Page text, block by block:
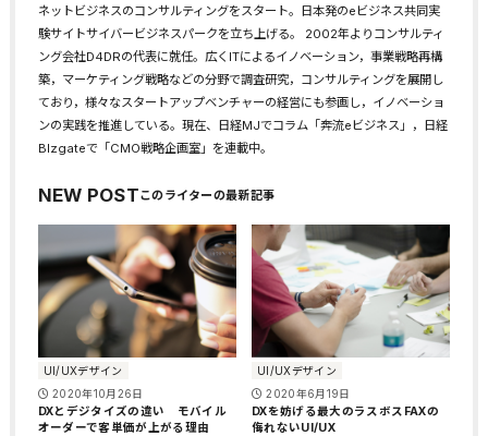
ネットビジネスのコンサルティングをスタート。日本発のeビジネス共同実
験サイトサイバービジネスパークを立ち上げる。 2002年よりコンサルティ
ング会社D4DRの代表に就任。広くITによるイノベーション，事業戦略再構
築，マーケティング戦略などの分野で調査研究，コンサルティングを展開し
ており，様々なスタートアップベンチャーの経営にも参画し，イノベーショ
ンの実践を推進している。現在、日経MJでコラム「奔流eビジネス」，日経
BIzgateで「CMO戦略企画室」を連載中。
NEW POST
UI/UXデザイン
2020年10月26日
DXとデジタイズの違い モバイル
オーダーで客単価が上がる理由
UI/UXデザイン
2020年6月19日
DXを妨げる最大のラスボスFAXの
侮れないUI/UX